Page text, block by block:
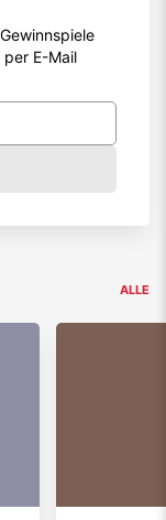
E-Mail
ALLE